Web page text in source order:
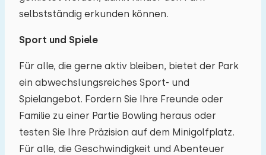
selbstständig erkunden können.
Sport und Spiele
Für alle, die gerne aktiv bleiben, bietet der Park
ein abwechslungsreiches Sport- und
Spielangebot. Fordern Sie Ihre Freunde oder
Familie zu einer Partie Bowling heraus oder
testen Sie Ihre Präzision auf dem Minigolfplatz.
Für alle, die Geschwindigkeit und Abenteuer